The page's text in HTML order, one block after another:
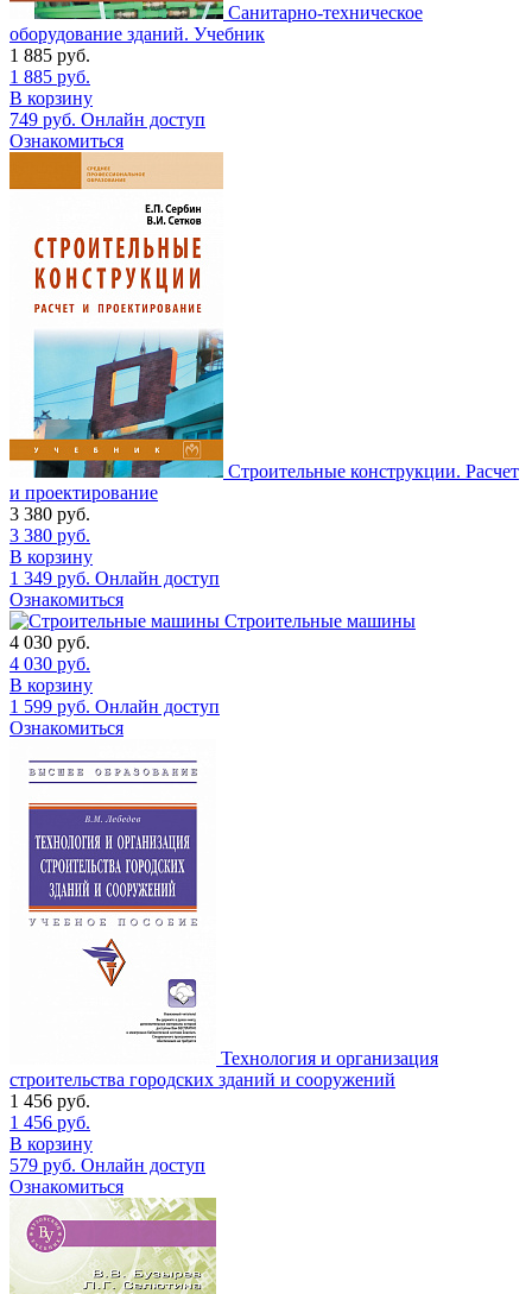
Санитарно-техническое
оборудование зданий. Учебник
1 885 руб.
1 885 руб.
В корзину
749 руб. Онлайн доступ
Ознакомиться
Строительные конструкции. Расчет
и проектирование
3 380 руб.
3 380 руб.
В корзину
1 349 руб. Онлайн доступ
Ознакомиться
Строительные машины
4 030 руб.
4 030 руб.
В корзину
1 599 руб. Онлайн доступ
Ознакомиться
Технология и организация
строительства городских зданий и сооружений
1 456 руб.
1 456 руб.
В корзину
579 руб. Онлайн доступ
Ознакомиться